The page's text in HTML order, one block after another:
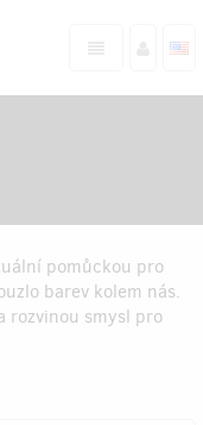
pomůckou pro
barev kolem nás.
rozvinou smysl pro